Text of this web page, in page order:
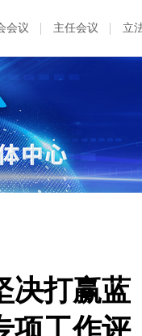
会议 主任会议 立
决打赢蓝
项工作评